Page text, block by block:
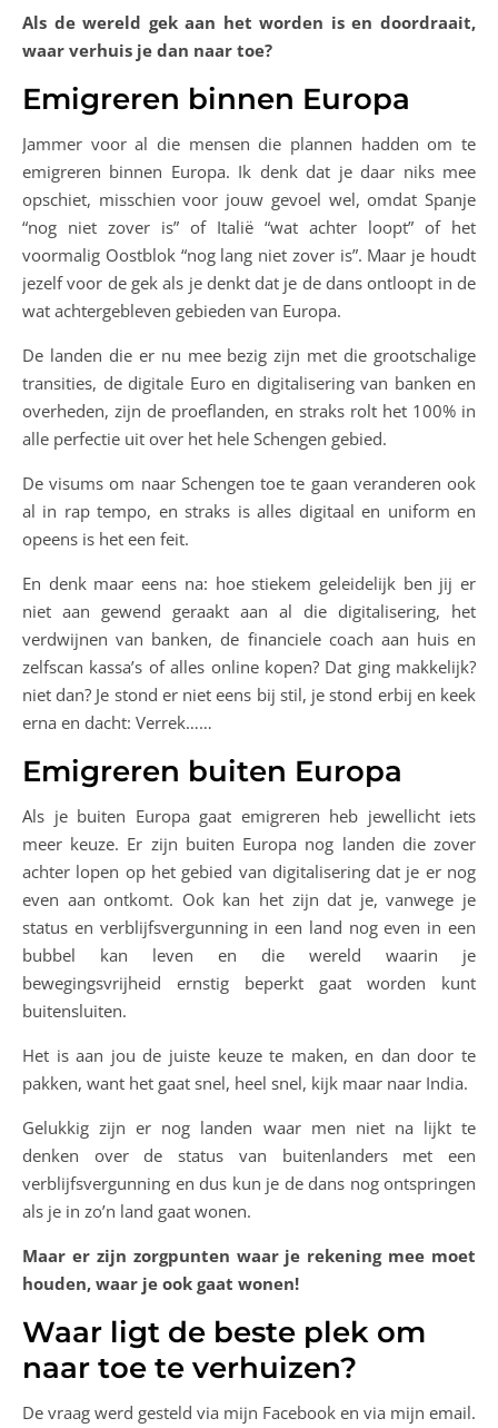
Als de wereld gek aan het worden is en doordraait,
waar verhuis je dan naar toe?
Emigreren binnen Europa
Jammer voor al die mensen die plannen hadden om te
emigreren binnen Europa. Ik denk dat je daar niks mee
opschiet, misschien voor jouw gevoel wel, omdat Spanje
“nog niet zover is” of Italië “wat achter loopt” of het
voormalig Oostblok “nog lang niet zover is”. Maar je houdt
jezelf voor de gek als je denkt dat je de dans ontloopt in de
wat achtergebleven gebieden van Europa.
De landen die er nu mee bezig zijn met die grootschalige
transities, de digitale Euro en digitalisering van banken en
overheden, zijn de proeflanden, en straks rolt het 100% in
alle perfectie uit over het hele Schengen gebied.
De visums om naar Schengen toe te gaan veranderen ook
al in rap tempo, en straks is alles digitaal en uniform en
opeens is het een feit.
En denk maar eens na: hoe stiekem geleidelijk ben jij er
niet aan gewend geraakt aan al die digitalisering, het
verdwijnen van banken, de financiele coach aan huis en
zelfscan kassa’s of alles online kopen? Dat ging makkelijk?
niet dan? Je stond er niet eens bij stil, je stond erbij en keek
erna en dacht: Verrek……
Emigreren buiten Europa
Als je buiten Europa gaat emigreren heb jewellicht iets
meer keuze. Er zijn buiten Europa nog landen die zover
achter lopen op het gebied van digitalisering dat je er nog
even aan ontkomt. Ook kan het zijn dat je, vanwege je
status en verblijfsvergunning in een land nog even in een
bubbel kan leven en die wereld waarin je
bewegingsvrijheid ernstig beperkt gaat worden kunt
buitensluiten.
Het is aan jou de juiste keuze te maken, en dan door te
pakken, want het gaat snel, heel snel, kijk maar naar India.
Gelukkig zijn er nog landen waar men niet na lijkt te
denken over de status van buitenlanders met een
verblijfsvergunning en dus kun je de dans nog ontspringen
als je in zo’n land gaat wonen.
Maar er zijn zorgpunten waar je rekening mee moet
houden, waar je ook gaat wonen!
Waar ligt de beste plek om
naar toe te verhuizen?
De vraag werd gesteld via mijn Facebook en via mijn email.